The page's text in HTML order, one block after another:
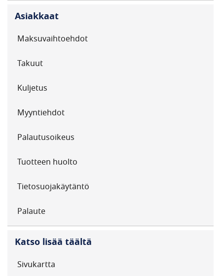
Asiakkaat
Maksuvaihtoehdot
Takuut
Kuljetus
Myyntiehdot
Palautusoikeus
Tuotteen huolto
Tietosuojakäytäntö
Palaute
Katso lisää täältä
Sivukartta